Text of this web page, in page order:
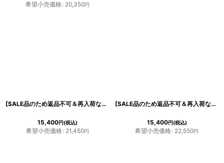
希望小売価格: 20,350円
[SALE品のため返品不可＆再入荷なしの現品限り][韓国製][rinfarre] ベア・リボン・ブラック・ノースリーブ・ミディアムドレス・タイト・ワンピース[薗田杏奈着用][送料無料]
15,400円(税込)
希望小売価格: 21,450円
[SALE品のため返品不可＆再入荷なしの現品限り][韓国製][rinfarre]ノースリーブ・ワインレッド・ベルト・Aライン・ミディアムドレス・ワンピース[黒木麗奈着用][送料無料]
15,400円(税込)
希望小売価格: 22,550円